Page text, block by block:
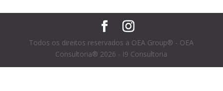
Todos os direitos reservados a OEA Group® - OEA
Consultoria® 2026 - I9 Consultoria